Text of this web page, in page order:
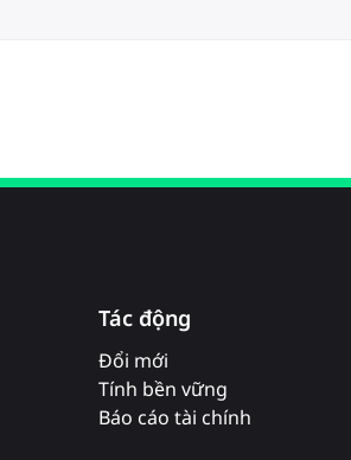
Tác động
Đổi mới
Tính bền vững
Báo cáo tài chính